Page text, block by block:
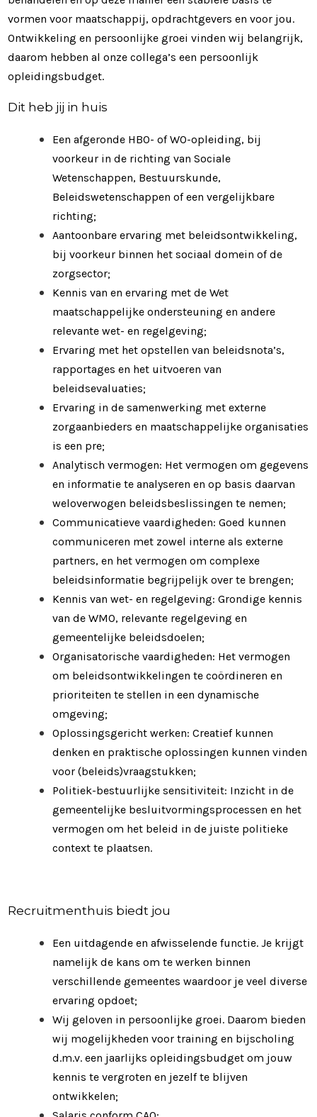
vormen voor maatschappij, opdrachtgevers en voor jou.
Ontwikkeling en persoonlijke groei vinden wij belangrijk,
daarom hebben al onze collega’s een persoonlijk
opleidingsbudget.
Dit heb jij in huis
Een afgeronde HBO- of WO-opleiding, bij
voorkeur in de richting van Sociale
Wetenschappen, Bestuurskunde,
Beleidswetenschappen of een vergelijkbare
richting;
Aantoonbare ervaring met beleidsontwikkeling,
bij voorkeur binnen het sociaal domein of de
zorgsector;
Kennis van en ervaring met de Wet
maatschappelijke ondersteuning en andere
relevante wet- en regelgeving;
Ervaring met het opstellen van beleidsnota’s,
rapportages en het uitvoeren van
beleidsevaluaties;
Ervaring in de samenwerking met externe
zorgaanbieders en maatschappelijke organisaties
is een pre;
Analytisch vermogen: Het vermogen om gegevens
en informatie te analyseren en op basis daarvan
weloverwogen beleidsbeslissingen te nemen;
Communicatieve vaardigheden: Goed kunnen
communiceren met zowel interne als externe
partners, en het vermogen om complexe
beleidsinformatie begrijpelijk over te brengen;
Kennis van wet- en regelgeving: Grondige kennis
van de WMO, relevante regelgeving en
gemeentelijke beleidsdoelen;
Organisatorische vaardigheden: Het vermogen
om beleidsontwikkelingen te coördineren en
prioriteiten te stellen in een dynamische
omgeving;
Oplossingsgericht werken: Creatief kunnen
denken en praktische oplossingen kunnen vinden
voor (beleids)vraagstukken;
Politiek-bestuurlijke sensitiviteit: Inzicht in de
gemeentelijke besluitvormingsprocessen en het
vermogen om het beleid in de juiste politieke
context te plaatsen.
Recruitmenthuis biedt jou
Een uitdagende en afwisselende functie. Je krijgt
namelijk de kans om te werken binnen
verschillende gemeentes waardoor je veel diverse
ervaring opdoet;
Wij geloven in persoonlijke groei. Daarom bieden
wij mogelijkheden voor training en bijscholing
d.m.v. een jaarlijks opleidingsbudget om jouw
kennis te vergroten en jezelf te blijven
ontwikkelen;